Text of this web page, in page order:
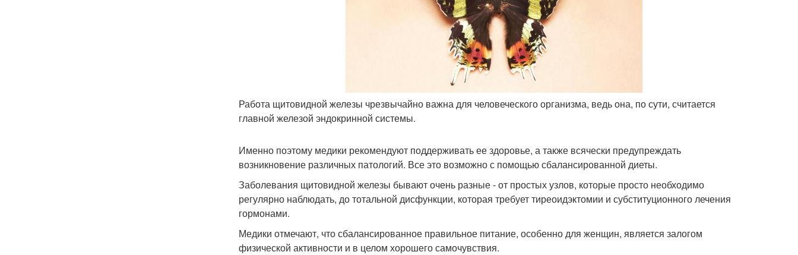
Работа щитовидной железы чрезвычайно важна для человеческого организма, ведь она, по сути, считается
главной железой эндокринной системы.
Именно поэтому медики рекомендуют поддерживать ее здоровье, а также всячески предупреждать
возникновение различных патологий. Все это возможно с помощью сбалансированной диеты.
Заболевания щитовидной железы бывают очень разные - от простых узлов, которые просто необходимо
регулярно наблюдать, до тотальной дисфункции, которая требует тиреоидэктомии и субституционного лечения
гормонами.
Медики отмечают, что сбалансированное правильное питание, особенно для женщин, является залогом
физической активности и в целом хорошего самочувствия.